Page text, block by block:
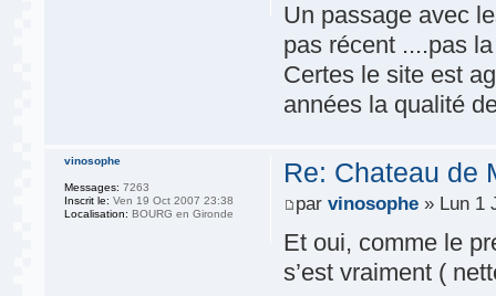
Un passage avec
pas récent ....pas
Certes le site est
années la qualité
Re: Chateau de
parvinosophe » Lun 1
Et oui, comme le
s’est vraiment (
vinosophe
Messages: 7263
Inscrit le: Ven 19 Oct 2007 23:38
Localisation: BOURG en Gironde